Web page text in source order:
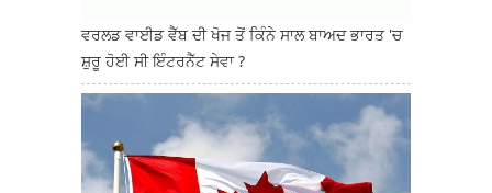
ਵਰਲਡ ਵਾਈਡ ਵੈੱਬ ਦੀ ਖੋਜ ਤੋਂ ਕਿੰਨੇ ਸਾਲ ਬਾਅਦ ਭਾਰਤ 'ਚ
ਸ਼ੁਰੂ ਹੋਈ ਸੀ ਇੰਟਰਨੈੱਟ ਸੇਵਾ ?